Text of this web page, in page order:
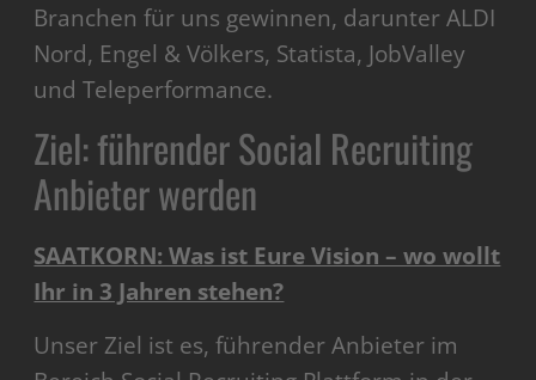
Branchen für uns gewinnen, darunter ALDI
Nord, Engel & Völkers, Statista, JobValley
und Teleperformance.
Ziel: führender Social Recruiting
Anbieter werden
SAATKORN: Was ist Eure Vision – wo wollt
Ihr in 3 Jahren stehen?
Unser Ziel ist es, führender Anbieter im